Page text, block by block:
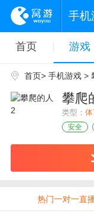
手机
首页 游戏
首页> 手机游戏>
攀爬
类型：
安全
热门一对一直